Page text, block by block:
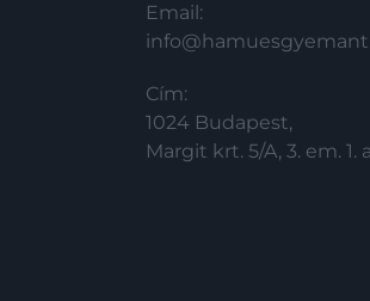
megválaszolatlan kérdést. A…
Email:
Cím:
1024 Budapest,
Margit krt. 5/A, 3. em. 1. a